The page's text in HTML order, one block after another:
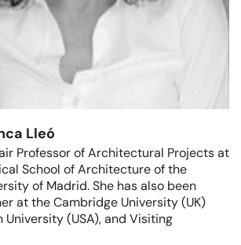
Lleó
Professor of Architectural Projects at
School of Architecture of the
of Madrid. She has also been
at the Cambridge University (UK)
(USA), and Visiting